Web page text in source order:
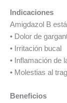
Indicaciones
Amigdazol B
• Dolor de
• Irritación bucal
• Inflamación de
• Molestias al
Beneficios